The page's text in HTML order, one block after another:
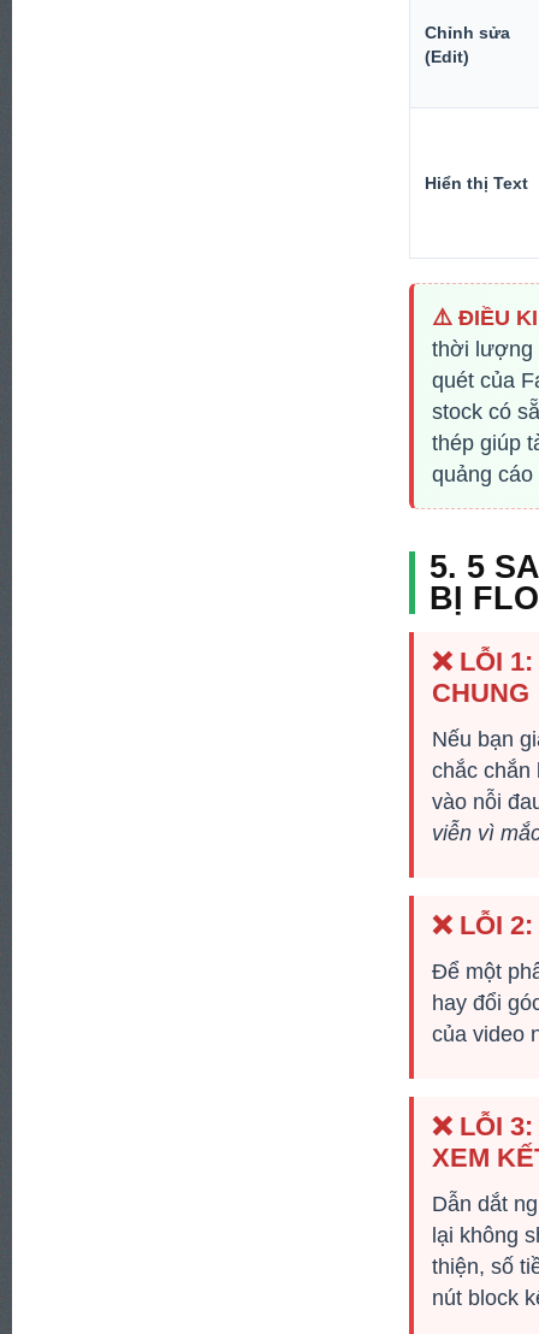
Chỉnh sửa
(Edit)
Hiển thị Text
⚠️ ĐIỀU
thời
quét của
stock có
thép giúp
quảng
5. 5
BỊ
❌ LỖI
CHUNG
Nếu bạn
chắc chắn
vào nỗi
viễn vì
❌ LỖI
Để một
hay đổi
của video
❌ LỖI
XEM
Dẫn dắt
lại không
thiện, số
nút block